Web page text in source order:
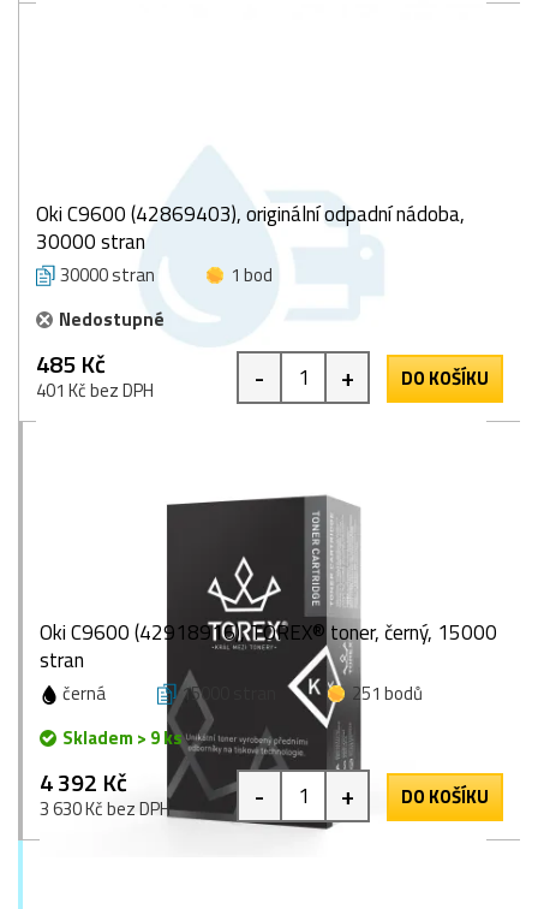
Oki C9600 (42869403), originální odpadní nádoba,
30000 stran
30000 stran
1 bod
Nedostupné
485 Kč
401 Kč bez DPH - + DO KOŠÍKU
Oki C9600 (42918916), TOREX® toner, černý, 15000
stran
černá 15000 stran
251 bodů
Skladem > 9 ks
4 392 Kč
3 630 Kč bez DPH - + DO KOŠÍKU